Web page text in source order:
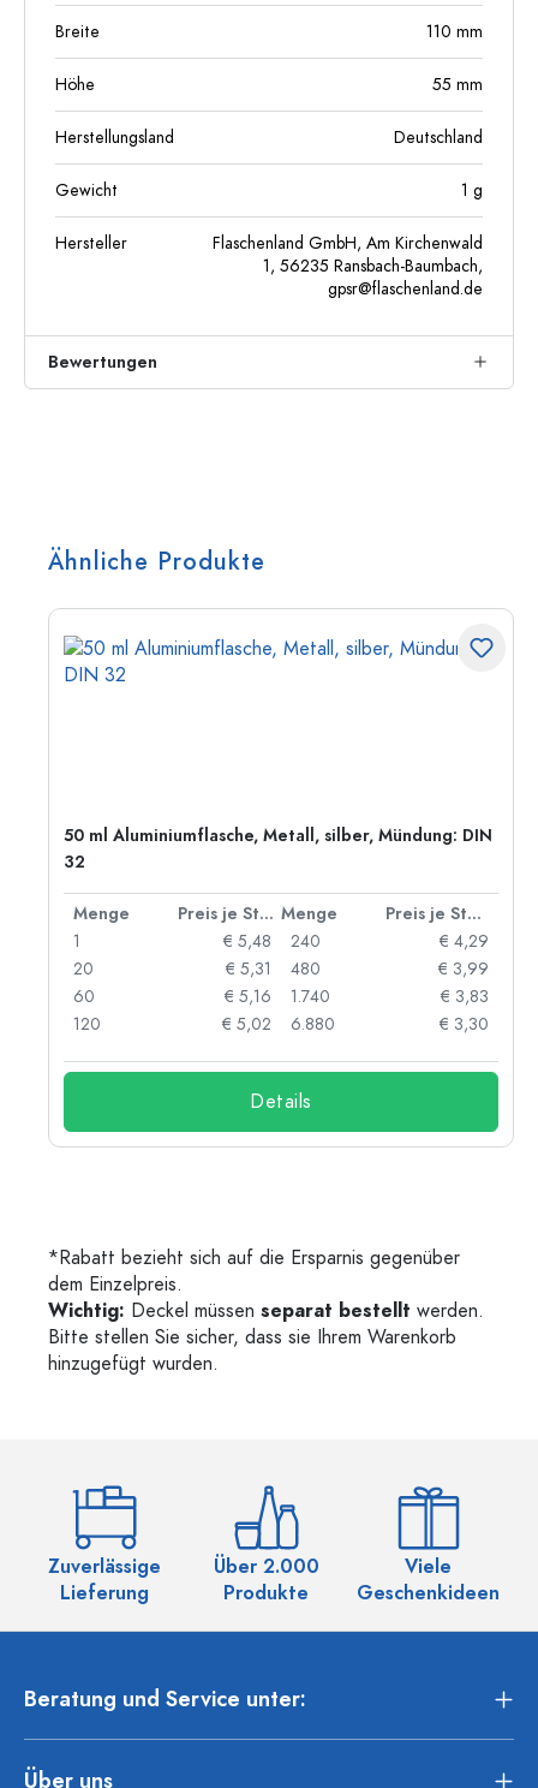
Breite 110 mm
Höhe 55 mm
Herstellungsland Deutschland
Gewicht 1 g
Hersteller
Flaschenland GmbH, Am Kirchenwald
1, 56235 Ransbach-Baumbach,
gpsr@flaschenland.de
Bewertungen
Ähnliche Produkte
50 ml Aluminiumflasche, Metall, silber, Mündung: DIN
32
Menge Preis je Stück Menge
Preis je Stück
1
€ 5,48
20
€ 5,31
60
€ 5,16
120
€ 5,02
240
€ 4,29
480
€ 3,99
1.740
€ 3,83
6.880
€ 3,30
Details
*Rabatt bezieht sich auf die Ersparnis gegenüber
dem Einzelpreis.
Wichtig: Deckel müssen separat bestellt werden.
Bitte stellen Sie sicher, dass sie Ihrem Warenkorb
hinzugefügt wurden.
Zuverlässige
Lieferung
Über 2.000
Produkte
Viele
Geschenkideen
Beratung und Service unter:
Über uns